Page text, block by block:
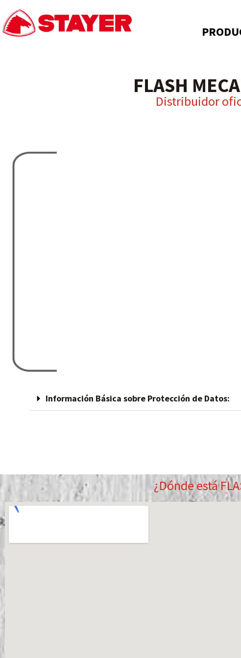
FLASH
Distribuidor
Información Básica sobre Protección de Datos:
¿Dónde está